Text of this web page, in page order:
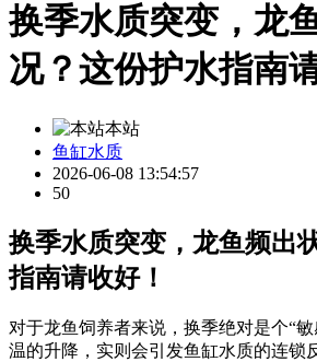
换季水质突变，龙
况？这份护水指南
本站
鱼缸水质
2026-06-08 13:54:57
50
换季水质突变，龙鱼频出
指南请收好！
对于龙鱼饲养者来说，换季绝对是个“
温的升降，实则会引发鱼缸水质的连锁